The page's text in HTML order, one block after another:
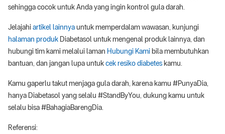
sehingga cocok untuk Anda yang ingin kontrol gula darah.
Jelajahi artikel lainnyauntuk memperdalam wawasan, kunjungi
halaman produk Diabetasol untuk mengenal produk lainnya, dan
hubungi tim kami melalui laman Hubungi Kami bila membutuhkan
bantuan, dan jangan lupa untukcek resiko diabetes kamu.
Kamu gaperlu takut menjaga gula darah, karena kamu #PunyaDia,
hanya Diabetasol yang selalu #StandByYou, dukung kamu untuk
selalu bisa #BahagiaBarengDia.
Referensi: